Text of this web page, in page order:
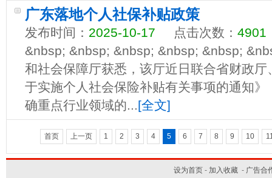
广东落地个人社保补贴政策
发布时间： 2025-10-17 点击次数： 4901
&nbsp; &nbsp; &nbsp; &nbsp; &nbsp;
和社会保障厅获悉，该厅近日联合省财政
于实施个人社会保险补贴有关事项的通知
确重点行业领域的...[全文]
首页 上一页 1 2 3 4 5 6 7 8 9 10
设为首页- 加入收藏- 广告合